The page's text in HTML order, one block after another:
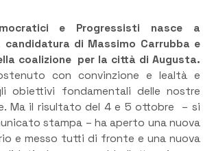
e Progressisti nasce a
candidatura di Massimo Carrubba e
coalizione per la città di Augusta.
con convinzione e lealtà e
obiettivi fondamentali delle nostre
Ma il risultato del 4 e 5 ottobre – si
stampa – ha aperto una nuova
e messo tutti di fronte e una nuova